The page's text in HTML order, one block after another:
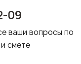
09
ваши вопросы по
смете